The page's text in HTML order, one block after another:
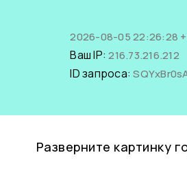
2026-08-05 22:26:28
Ваш IP:216.73.216.212
ID запроса:
Разверните картинку